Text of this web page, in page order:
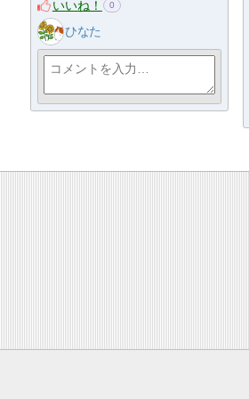
いいね！ 0
ひなた